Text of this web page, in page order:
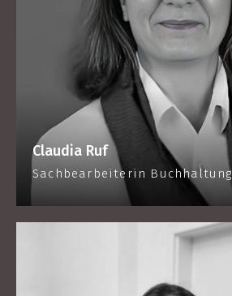
Claudia Ruf
Sachbearbeiterin Buchhaltung